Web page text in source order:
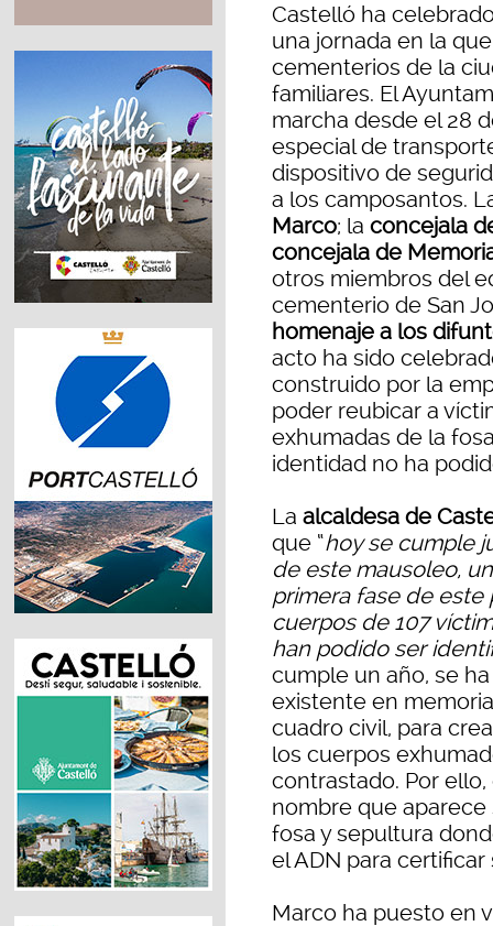
Castelló ha
una jornada en la
cementerios de la
familiares. El
marcha desde el 28
especial de
dispositivo de
a los camposantos.
Marco; la concejala
concejala de
otros miembros del
cementerio de San
homenaje a los
acto ha sido
construido por la
poder reubicar a
exhumadas de la
identidad no ha
La alcaldesa de
que “hoy se cumple
de este mausoleo,
primera fase de este
cuerpos de 107
han podido ser
cumple un año, se
existente en
cuadro civil, para
los cuerpos
contrastado. Por
nombre que
fosa y sepultura
el ADN para
Marco ha puesto en